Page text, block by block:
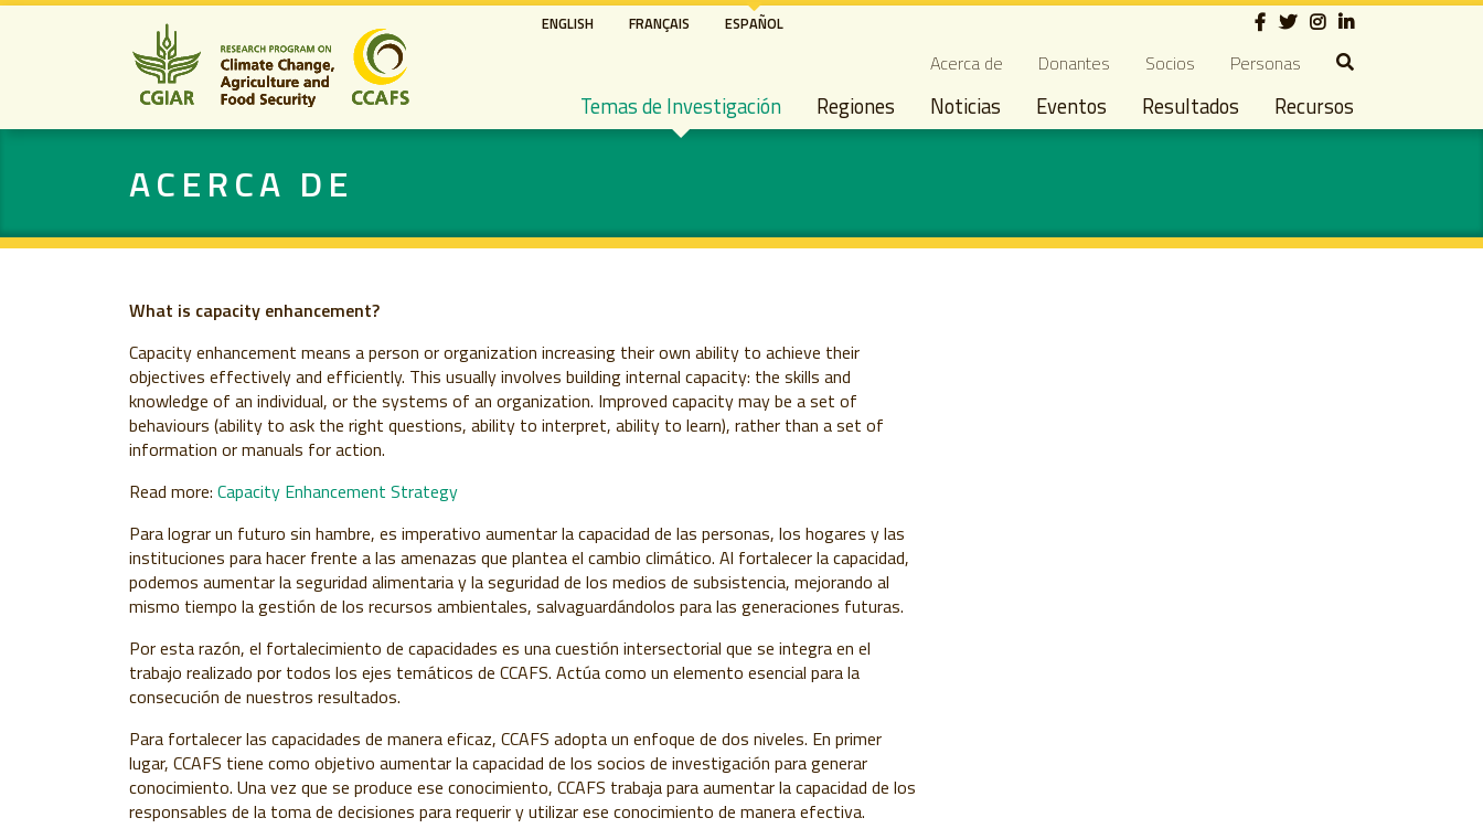
Pasar
principal
ENGLISH FRANÇAIS ESPAÑOL Social
Secondary navigation
Acerca de Donantes Socios Personas
Main navigation
Temas de Investigación Regiones Noticias Eventos Resultados Recursos
ACERCA DE
What is capacity enhancement?
Capacity enhancement means a person or organization increasing their own ability to achieve their
objectives effectively and efficiently. This usually involves building internal capacity: the skills and
knowledge of an individual, or the systems of an organization. Improved capacity may be a set of
behaviours (ability to ask the right questions, ability to interpret, ability to learn), rather than a set of
information or manuals for action.
Read more: Capacity Enhancement Strategy
Para lograr un futuro sin hambre, es imperativo aumentar la capacidad de las personas, los hogares y las
instituciones para hacer frente a las amenazas que plantea el cambio climático. Al fortalecer la capacidad,
podemos aumentar la seguridad alimentaria y la seguridad de los medios de subsistencia, mejorando al
mismo tiempo la gestión de los recursos ambientales, salvaguardándolos para las generaciones futuras.
Por esta razón, el fortalecimiento de capacidades es una cuestión intersectorial que se integra en el
trabajo realizado por todos los ejes temáticos de CCAFS. Actúa como un elemento esencial para la
consecución de nuestros resultados.
Para fortalecer las capacidades de manera eficaz, CCAFS adopta un enfoque de dos niveles. En primer
lugar, CCAFS tiene como objetivo aumentar la capacidad de los socios de investigación para generar
conocimiento. Una vez que se produce ese conocimiento, CCAFS trabaja para aumentar la capacidad de los
responsables de la toma de decisiones para requerir y utilizar ese conocimiento de manera efectiva.